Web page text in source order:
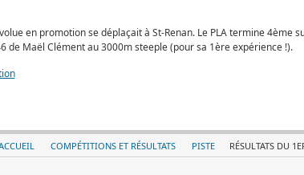
en promotion se déplaçait à St-Renan. Le PLA termine
de Maël Clément au 3000m steeple (pour sa 1ère expérience !).
COMPÉTITIONS ET RÉSULTATS PISTE RÉSULTATS DU